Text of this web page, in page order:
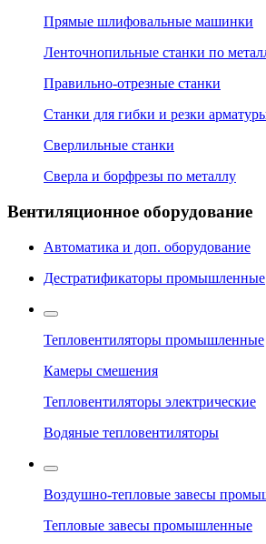
Прямые шлифовальные машинки
Ленточнопильные станки по
Правильно-отрезные станки
Станки для гибки и резки
Сверлильные станки
Сверла и борфрезы по металлу
Вентиляционное оборудование
Автоматика и доп. оборудование
Дестратификаторы промышленные
Тепловентиляторы промышленные
Камеры смешения
Тепловентиляторы электрические
Водяные тепловентиляторы
Воздушно-тепловые завесы
Тепловые завесы промышленные